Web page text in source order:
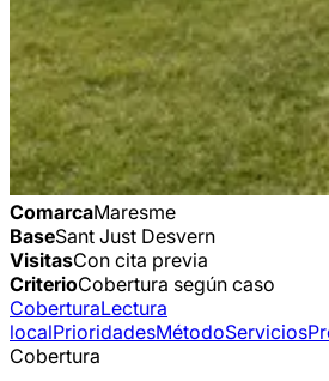
ComarcaMaresme
BaseSant Just Desvern
VisitasCon cita previa
CriterioCobertura según caso
CoberturaLectura
localPrioridadesMétodoServicios
Cobertura